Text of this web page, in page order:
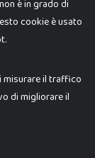
o utilizzo non
quanto esposto in
è in grado di
cookie è usato
misurare il traffico
di migliorare il